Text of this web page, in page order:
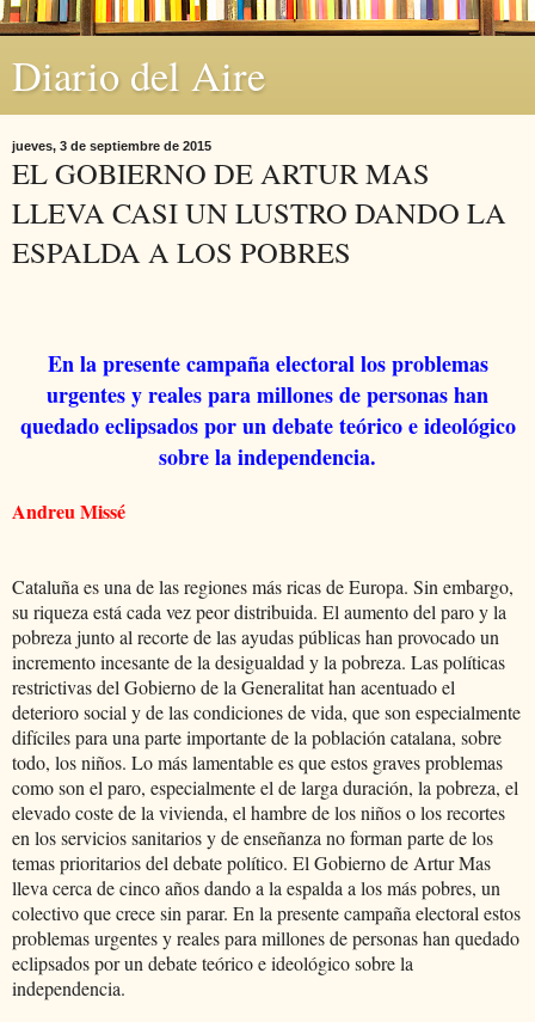
Diario del Aire
jueves, 3 de septiembre de 2015
EL GOBIERNO DE ARTUR MAS
LLEVA CASI UN LUSTRO DANDO LA
ESPALDA A LOS POBRES
En la presente campaña electoral los problemas
urgentes y reales para millones de personas han
quedado eclipsados por un debate teórico e ideológico
sobre la independencia.
Andreu Missé
Cataluña es una de las regiones más ricas de Europa. Sin embargo,
su riqueza está cada vez peor distribuida. El aumento del paro y la
pobreza junto al recorte de las ayudas públicas han provocado un
incremento incesante de la desigualdad y la pobreza. Las políticas
restrictivas del Gobierno de la Generalitat han acentuado el
deterioro social y de las condiciones de vida, que son especialmente
difíciles para una parte importante de la población catalana, sobre
todo, los niños. Lo más lamentable es que estos graves problemas
como son el paro, especialmente el de larga duración, la pobreza, el
elevado coste de la vivienda, el hambre de los niños o los recortes
en los servicios sanitarios y de enseñanza no forman parte de los
temas prioritarios del debate político. El Gobierno de Artur Mas
lleva cerca de cinco años dando a la espalda a los más pobres, un
colectivo que crece sin parar. En la presente campaña electoral estos
problemas urgentes y reales para millones de personas han quedado
eclipsados por un debate teórico e ideológico sobre la
independencia.